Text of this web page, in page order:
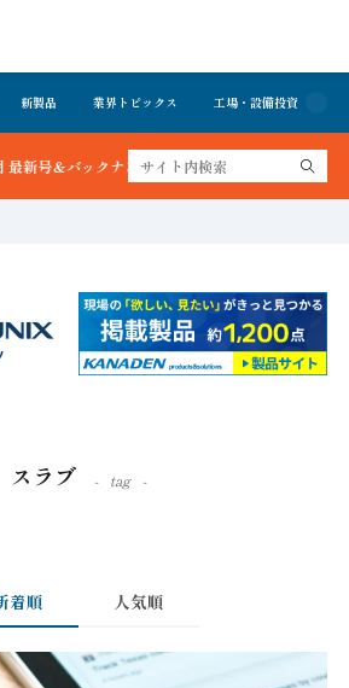
新製品 業界トピックス 工場・設備投資
バックナンバーを無料で公開中 詳細はこちら
スラブ tag
着順 人気順